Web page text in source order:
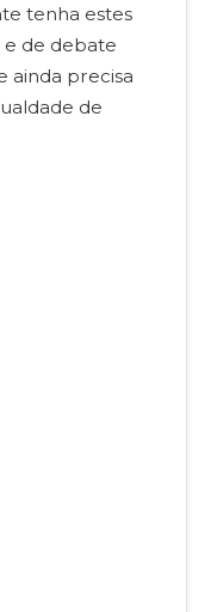
tenha estes
e de debate
ainda precisa
de